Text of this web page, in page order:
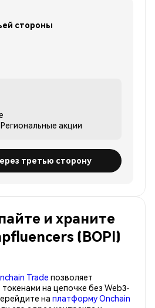
стороны
Региональные акции
третью сторону
и храните
(BOPI)
Trade позволяет
на цепочке без Web3-
на платформу Onchain